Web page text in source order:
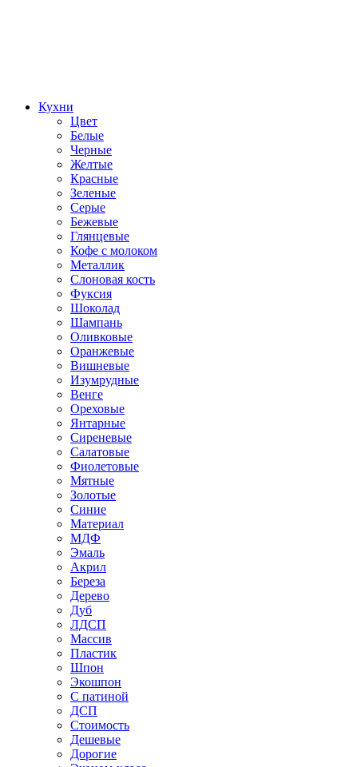
Кухни
Цвет
Белые
Черные
Желтые
Красные
Зеленые
Серые
Бежевые
Глянцевые
Кофе с молоком
Металлик
Слоновая кость
Фуксия
Шоколад
Шампань
Оливковые
Оранжевые
Вишневые
Изумрудные
Венге
Ореховые
Янтарные
Сиреневые
Салатовые
Фиолетовые
Мятные
Золотые
Синие
Материал
МДФ
Эмаль
Акрил
Береза
Дерево
Дуб
ЛДСП
Массив
Пластик
Шпон
Экошпон
С патиной
ДСП
Стоимость
Дешевые
Дорогие